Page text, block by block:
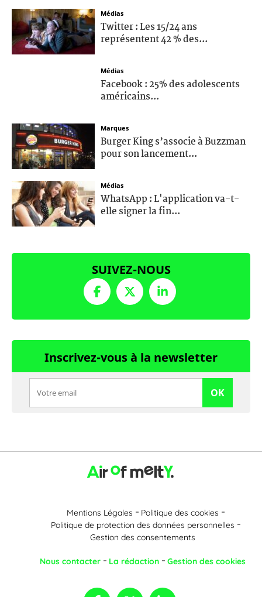
Médias
Twitter : Les 15/24 ans
représentent 42 % des...
Médias
Facebook : 25% des adolescents
américains...
Marques
Burger King s’associe à Buzzman
pour son lancement...
Médias
WhatsApp : L'application va-t-
elle signer la fin...
SUIVEZ-NOUS
Inscrivez-vous à la newsletter
OK
Mentions Légales
Politique des cookies
Politique de protection des données personnelles
Gestion des consentements
Nous contacter La rédaction Gestion des cookies